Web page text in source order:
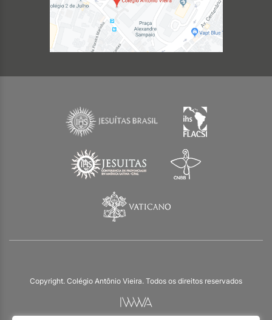
Copyright. Colégio Antônio Vieira. Todos os direitos reservados